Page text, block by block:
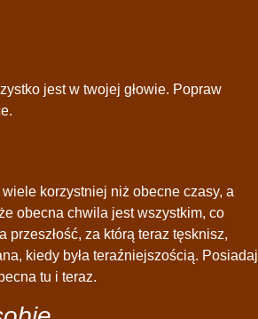
jest w twojej głowie. Popraw
korzystniej niż obecne czasy, a
obecna chwila jest wszystkim, co
za którą teraz tęsknisz,
kiedy była teraźniejszością. Posiadaj
tu i teraz.